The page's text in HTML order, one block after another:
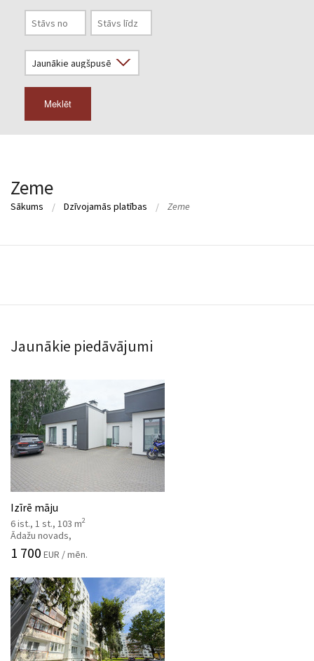
Meklēt
Zeme
Sākums Dzīvojamās platības Zeme
Jaunākie piedāvājumi
Izīrē māju
6 ist., 1 st., 103 m2
Ādažu novads,
1 700 EUR / mēn.